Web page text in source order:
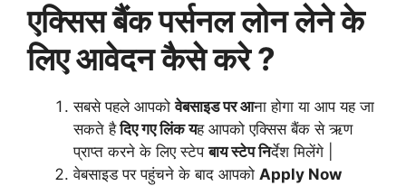
एक्सिस बैंक पर्सनल लोन लेने के
लिए आवेदन कैसे करे ?
सबसे पहले आपकोवेबसाइड पर आना होगा या आप यह जा
सकते हैदिए गए लिंक यह आपको एक्सिस बैंक से ऋण
प्राप्त करने के लिए स्टेपबाय स्टेप निर्देश मिलेंगे |
वेबसाइड पर पहुंचने के बाद आपको Apply Now